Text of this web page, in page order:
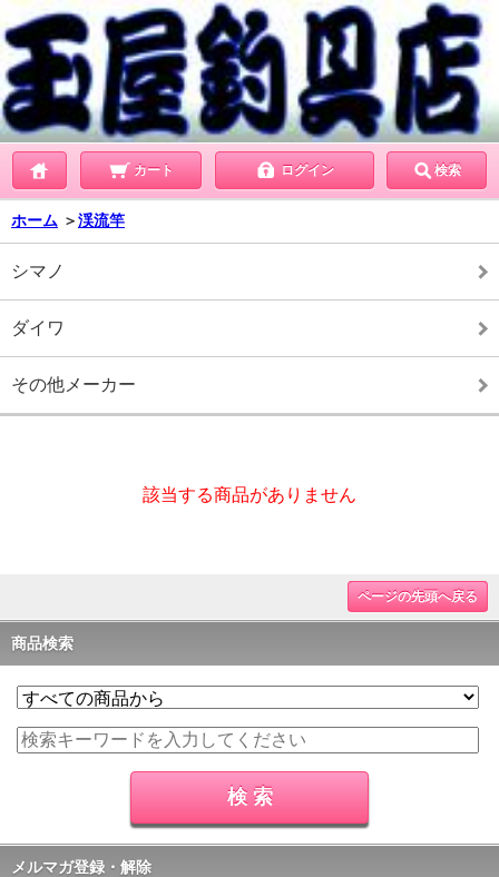
カート ログイン 検索
ホーム ＞渓流竿
シマノ
ダイワ
その他メーカー
該当する商品がありません
ページの先頭へ戻る
商品検索
メルマガ登録・解除